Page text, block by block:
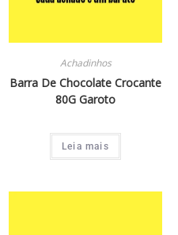
Achadinhos
Barra De Chocolate Crocante
80G Garoto
Leia mais